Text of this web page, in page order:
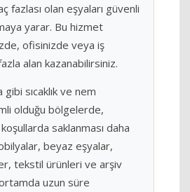
fazlası olan eşyaları güvenli
yarar. Bu hizmet
ofisinizde veya iş
alan kazanabilirsiniz.
sıcaklık ve nem
olduğu bölgelerde,
saklanması daha
beyaz eşyalar,
tekstil ürünleri ve arşiv
uzun süre